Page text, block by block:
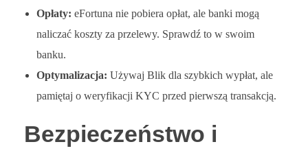
Opłaty: eFortuna nie pobiera opłat, ale banki mogą
naliczać koszty za przelewy. Sprawdź to w swoim
banku.
Optymalizacja: Używaj Blik dla szybkich wypłat, ale
pamiętaj o weryfikacji KYC przed pierwszą transakcją.
Bezpieczeństwo i